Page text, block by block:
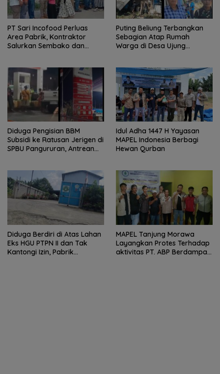
PT Sari Incofood Perluas
Area Pabrik, Kontraktor
Salurkan Sembako dan
Puting Beliung Terbangkan
Sebagian Atap Rumah
Warga di Desa Ujung
Bantuan
Diduga Pengisian BBM
Subsidi ke Ratusan Jerigen di
SPBU Pangururan, Antrean
Idul Adha 1447 H Yayasan
MAPEL Indonesia Berbagi
Hewan Qurban
Diduga Berdiri di Atas Lahan
Eks HGU PTPN II dan Tak
Kantongi Izin, Pabrik
MAPEL Tanjung Morawa
Layangkan Protes Terhadap
aktivitas PT. ABP Berdampak